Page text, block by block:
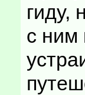
гиду,
с ним